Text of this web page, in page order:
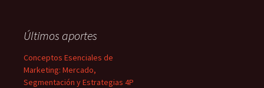
Últimos aportes
Conceptos Esenciales de
Marketing: Mercado,
Segmentación y Estrategias 4P